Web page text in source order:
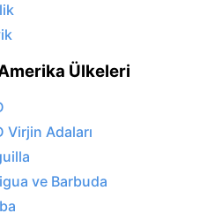
Ülkeleri
Adaları
ve Barbuda